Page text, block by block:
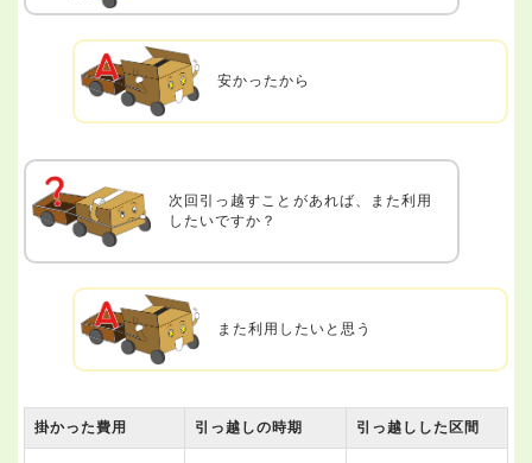
安かったから
次回引っ越すことがあれば、また利用
したいですか？
また利用したいと思う
掛かった費用 引っ越しの時期 引っ越しした区間